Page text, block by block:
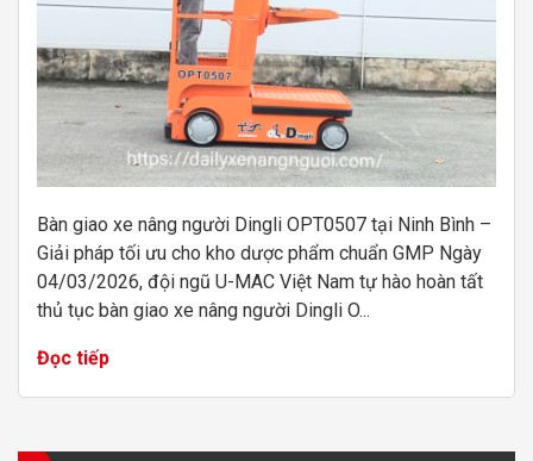
Bàn giao xe nâng người Dingli OPT0507 tại Ninh Bình –
Giải pháp tối ưu cho kho dược phẩm chuẩn GMP Ngày
04/03/2026, đội ngũ U-MAC Việt Nam tự hào hoàn tất
thủ tục bàn giao xe nâng người Dingli O...
Đọc tiếp